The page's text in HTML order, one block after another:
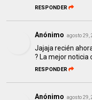
RESPONDER
Anónimo agosto 29,
Jajaja recién
? La mejor noticia
RESPONDER
Anónimo agosto 29,